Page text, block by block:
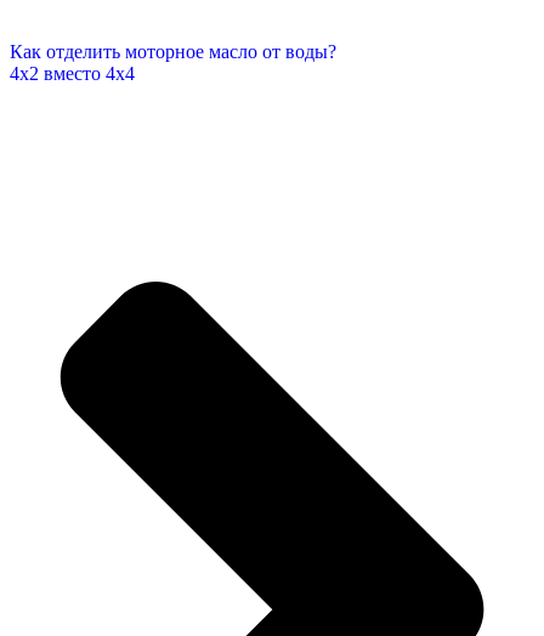
Как отделить моторное масло от воды?
4х2 вместо 4х4